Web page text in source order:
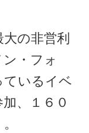
の非営利
・フォ
ているイベ
、１６０